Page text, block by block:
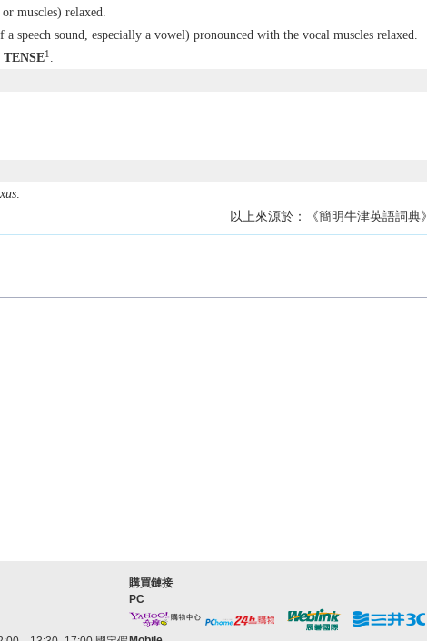
muscles) relaxed.
a speech sound, especially a vowel) pronounced with the vocal muscles relaxed.
TENSE1
.
以上來源於：《簡明牛津英語詞典》
購買鏈接
PC